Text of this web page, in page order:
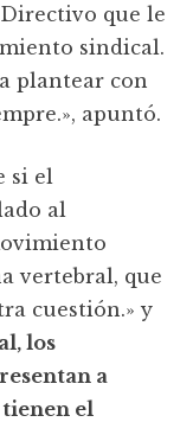
que le
sindical.
plantear con
apuntó.
si el
al
vertebral, que
cuestión.» y
los
a
tienen el